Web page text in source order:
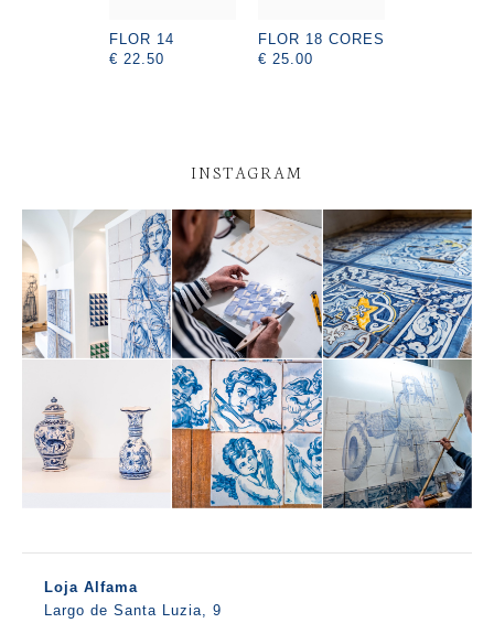
FLOR 14
€ 22.50
FLOR 18 CORES
€ 25.00
INSTAGRAM
Loja Alfama
Largo de Santa Luzia, 9